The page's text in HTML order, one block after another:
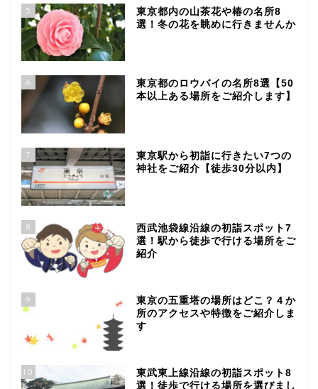
5
東京都内の山茶花や椿の名所8
選！冬の花を眺めに行きませんか
6
東京都のロウバイの名所8選【50
本以上ある場所をご紹介します】
7
東京駅から初詣に行きたい7つの
神社をご紹介【徒歩30分以内】
8
西武池袋線沿線の初詣スポット7
選！駅から徒歩で行ける場所をご
紹介
9
東京の五重塔の場所はどこ？４か
所のアクセスや特徴をご紹介しま
す
10
東武東上線沿線の初詣スポット8
選！徒歩で行ける場所を選びまし